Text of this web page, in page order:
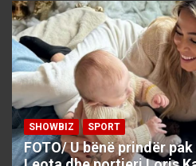
SHOWBIZ SPORT
FOTO/ U bënë prindër